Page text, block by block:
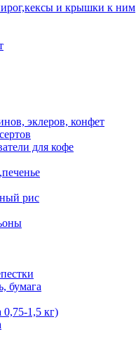
и крышки к ним
эклеров, конфет
для кофе
рис
бумага
1,5 кг)